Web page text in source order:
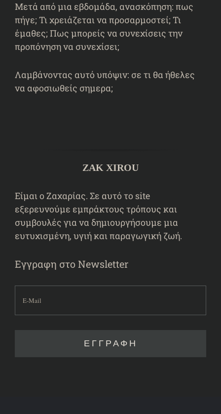
Μετά από μια εβδομάδα, ανασκόπηση: πως
πήγε; Τι χρειάζεται να προσαρμοστεί; Τι
έμαθες; Πως μπορείς να συνεχίσεις την
προπόνηση να συνεχίσει;
Λαμβάνοντας αυτό υπόψιν: σε τι θα ήθελες
να αφοσιωθείς σημερα;
ZAK XIROU
Είμαι ο Ζαχαρίας. Σε αυτό το site
εξερευνούμε εμπράκτους τρόπους και
συμβουλές για να δημιουργήσουμε μια
ευτυχισμένη, υγιή και παραγωγική ζωή.
Εγγραφη στο Newsletter